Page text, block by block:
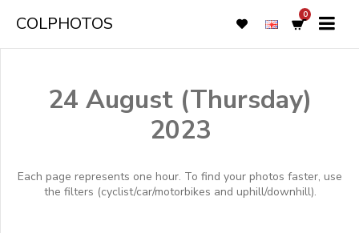
COLPHOTOS 0
24 August (Thursday)
2023
Each page represents one hour. To find your photos faster, use
the filters (cyclist/car/motorbikes and uphill/downhill).